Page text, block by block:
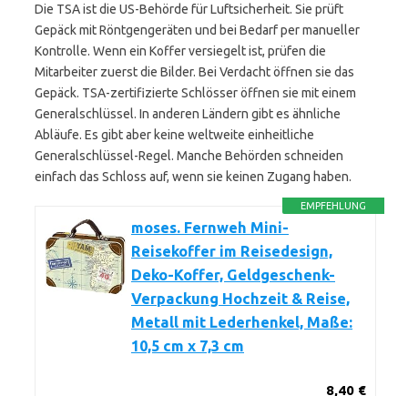
Die TSA ist die US-Behörde für Luftsicherheit. Sie prüft
Gepäck mit Röntgengeräten und bei Bedarf per manueller
Kontrolle. Wenn ein Koffer versiegelt ist, prüfen die
Mitarbeiter zuerst die Bilder. Bei Verdacht öffnen sie das
Gepäck. TSA-zertifizierte Schlösser öffnen sie mit einem
Generalschlüssel. In anderen Ländern gibt es ähnliche
Abläufe. Es gibt aber keine weltweite einheitliche
Generalschlüssel-Regel. Manche Behörden schneiden
einfach das Schloss auf, wenn sie keinen Zugang haben.
EMPFEHLUNG
moses. Fernweh Mini-
Reisekoffer im Reisedesign,
Deko-Koffer, Geldgeschenk-
Verpackung Hochzeit & Reise,
Metall mit Lederhenkel, Maße:
10,5 cm x 7,3 cm
8,40 €